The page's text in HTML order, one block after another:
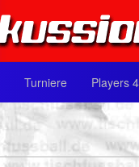
Turniere Players